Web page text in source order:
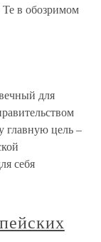
в обозримом
для
главную цель –
себя